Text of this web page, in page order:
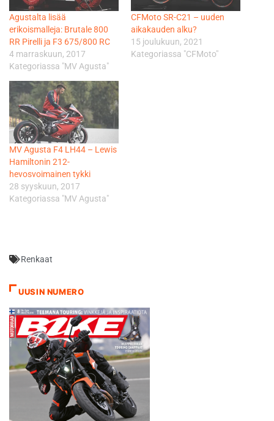
Agustalta lisää
erikoismalleja: Brutale 800
RR Pirelli ja F3 675/800 RC
4 marraskuun, 2017
Kategoriassa "MV Agusta"
CFMoto SR-C21 – uuden
aikakauden alku?
15 joulukuun, 2021
Kategoriassa "CFMoto"
MV Agusta F4 LH44 – Lewis
Hamiltonin 212-
hevosvoimainen tykki
28 syyskuun, 2017
Kategoriassa "MV Agusta"
Renkaat
UUSIN NUMERO